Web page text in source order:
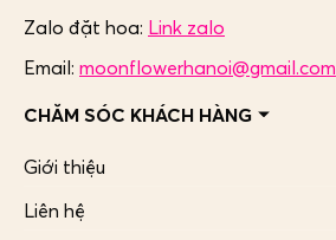
Zalo đặt hoa: Link zalo
Email: moonflowerhanoi@gmail.com
CHĂM SÓC KHÁCH HÀNG
Giới thiệu
Liên hệ